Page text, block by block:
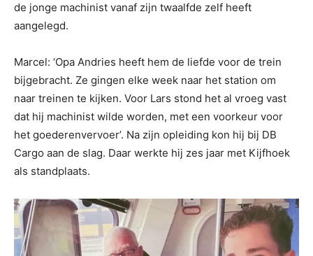
de jonge machinist vanaf zijn twaalfde zelf heeft
aangelegd.
Marcel: ‘Opa Andries heeft hem de liefde voor de trein
bijgebracht. Ze gingen elke week naar het station om
naar treinen te kijken. Voor Lars stond het al vroeg vast
dat hij machinist wilde worden, met een voorkeur voor
het goederenvervoer’. Na zijn opleiding kon hij bij DB
Cargo aan de slag. Daar werkte hij zes jaar met Kijfhoek
als standplaats.